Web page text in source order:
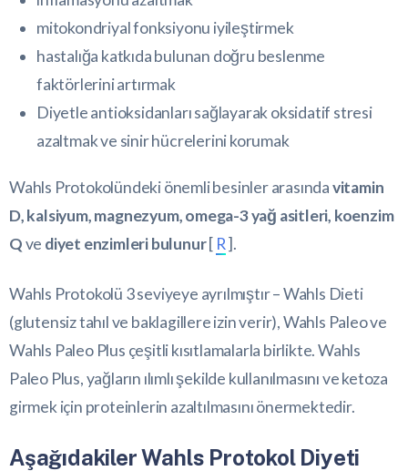
mitokondriyal fonksiyonu iyileştirmek
hastalığa katkıda bulunan doğru beslenme
faktörlerini artırmak
Diyetle antioksidanları sağlayarak oksidatif stresi
azaltmak ve sinir hücrelerini korumak
Wahls Protokolündeki önemli besinler arasındavitamin
D, kalsiyum, magnezyum, omega-3 yağ asitleri, koenzim
Qve diyet enzimleri bulunur[ R].
Wahls Protokolü 3 seviyeye ayrılmıştır – Wahls Dieti
(glutensiz tahıl ve baklagillere izin verir), Wahls Paleo ve
Wahls Paleo Plus çeşitli kısıtlamalarla birlikte. Wahls
Paleo Plus, yağların ılımlı şekilde kullanılmasını ve ketoza
girmek için proteinlerin azaltılmasını önermektedir.
Aşağıdakiler Wahls Protokol Diyeti